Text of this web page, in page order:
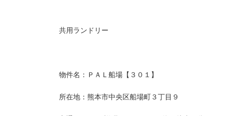
共用ランドリー
物件名：ＰＡＬ船場【３０１】
所在地：熊本市中央区船場町３丁目９